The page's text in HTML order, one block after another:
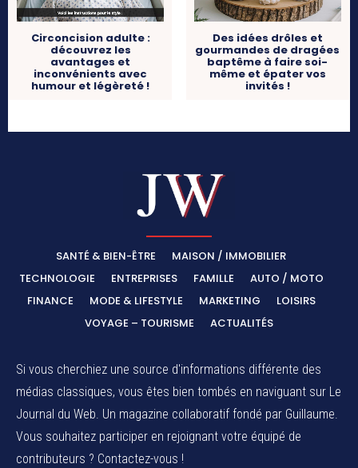
Circoncision adulte :
découvrez les
avantages et
inconvénients avec
humour et légèreté !
Des idées drôles et
gourmandes de dragées
baptême à faire soi-
même et épater vos
invités !
SANTÉ & BIEN-ÊTRE
MAISON / IMMOBILIER
TECHNOLOGIE
ENTREPRISES FAMILLE
AUTO / MOTO
FINANCE
MODE & LIFESTYLE MARKETING
LOISIRS
VOYAGE – TOURISME
ACTUALITÉS
Si vous cherchiez une source d'informations différente des
médias classiques, vous êtes bien tombés en naviguant sur Le
Journal du Web. Un magazine collaboratif fondé par Guillaume.
Vous souhaitez participer en rejoignant votre équipé de
contributeurs ? Contactez-vous !